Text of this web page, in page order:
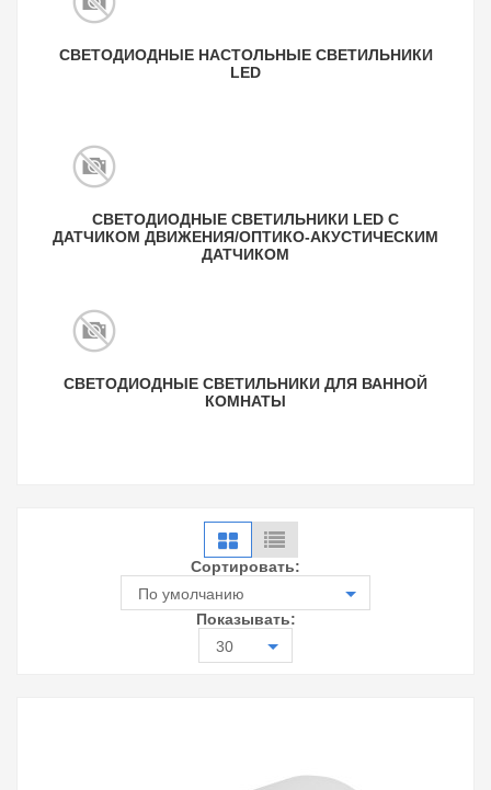
СВЕТОДИОДНЫЕ НАСТОЛЬНЫЕ СВЕТИЛЬНИКИ
LED
СВЕТОДИОДНЫЕ СВЕТИЛЬНИКИ LED С
ДАТЧИКОМ ДВИЖЕНИЯ/ОПТИКО-АКУСТИЧЕСКИМ
ДАТЧИКОМ
СВЕТОДИОДНЫЕ СВЕТИЛЬНИКИ ДЛЯ ВАННОЙ
КОМНАТЫ
Сортировать:
По умолчанию
Показывать:
30